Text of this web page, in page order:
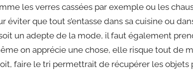
les verres cassées par exemple ou les
éviter que tout s’entasse dans sa cuisine ou
un adepte de la mode, il faut également
on apprécie une chose, elle risque tout de
faire le tri permettrait de récupérer les